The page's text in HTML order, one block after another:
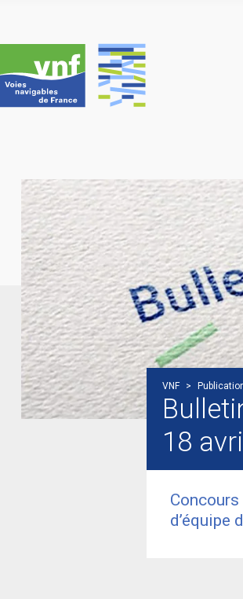
VNF >
18
d’équipe